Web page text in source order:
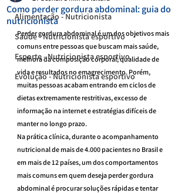
Alimentação - Nutricionista
Saúde - Nutricionista esportivo
Esporte - Nutricionista esportivo
Evolução - Nutricionista esportivo
Como perder gordura abdominal: guia do
nutricionista
Perder gordura abdominal é um dos objetivos mais
comuns entre pessoas que buscam mais saúde,
melhora da composição corporal, qualidade de
vida e resultados no emagrecimento. Porém,
muitas pessoas acabam entrando em ciclos de
dietas extremamente restritivas, excesso de
informação na internet e estratégias difíceis de
manter no longo prazo.
Na prática clínica, durante o acompanhamento
nutricional de mais de 4.000 pacientes no Brasil e
em mais de 12 países, um dos comportamentos
mais comuns em quem deseja perder gordura
abdominal é procurar soluções rápidas e tentar